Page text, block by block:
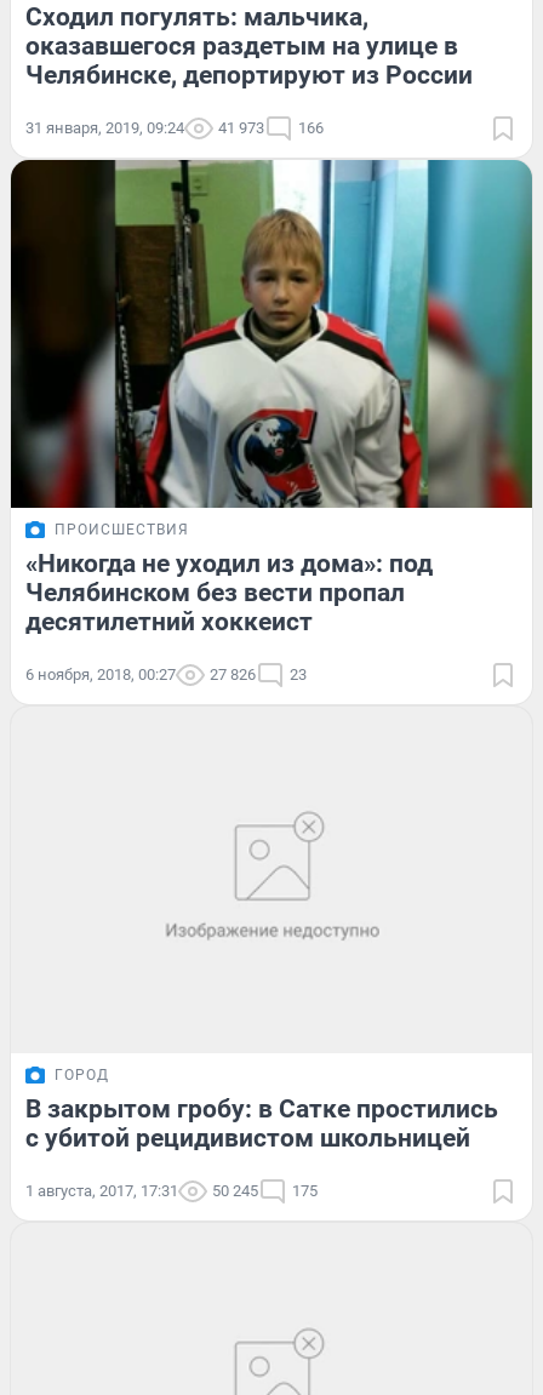
Сходил погулять: мальчика,
оказавшегося раздетым на улице в
Челябинске, депортируют из России
31 января, 2019, 09:24 41 973 166
ПРОИСШЕСТВИЯ
«Никогда не уходил из дома»: под
Челябинском без вести пропал
десятилетний хоккеист
6 ноября, 2018, 00:27 27 826 23
ГОРОД
В закрытом гробу: в Сатке простились
с убитой рецидивистом школьницей
1 августа, 2017, 17:31 50 245 175